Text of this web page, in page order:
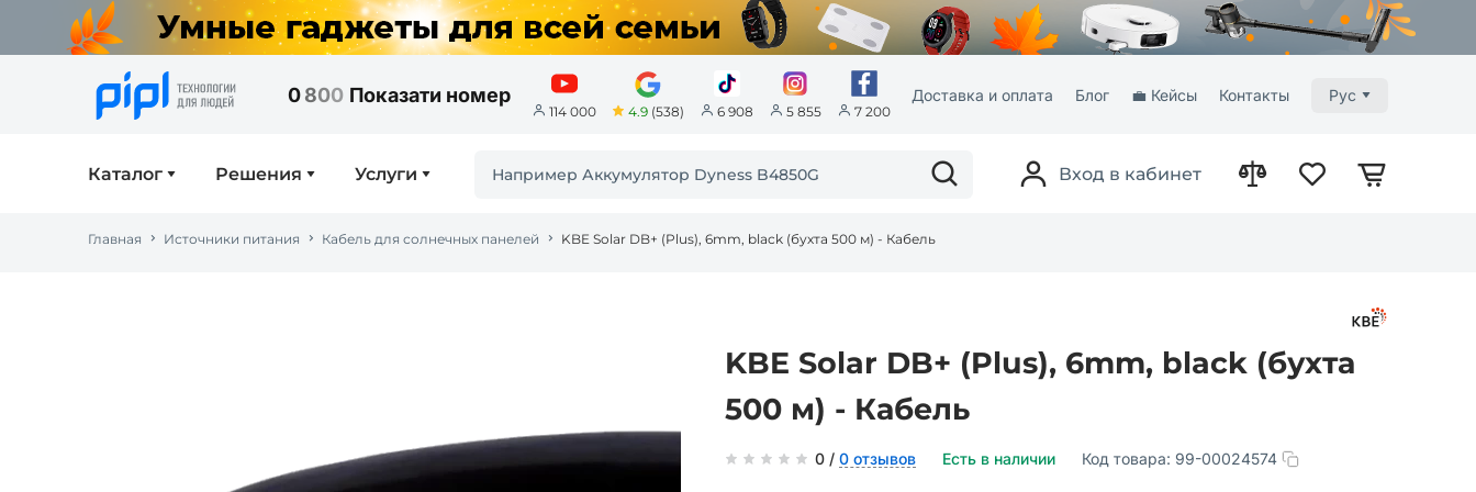
0800 Показати номер
114 000 4.9 (538) 6 908 5 855 7 200
Доставка и оплата Блог 💼 Кейсы Контакты Рус
Каталог Решения Услуги Вход в кабинет
Главная Источники питания Кабель для солнечных панелей KBE Solar DB+ (Plus), 6mm, black (бухта 500 м) - Кабель
KBE Solar DB+ (Plus), 6mm, black (бухта
500 м) - Кабель
0 / 0 отзывов Есть в наличии Код товара: 99-00024574